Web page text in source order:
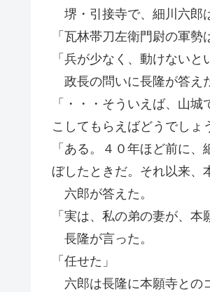
堺・引接寺で、細川六郎
「瓦林帯刀左衛門尉の軍勢
「兵が少なく、動けないと
政長の問いに長隆が答え
「・・・そういえば、山
こしてもらえばどうでしょ
「ある。４０年ほど前に
ぼしたときだ。それ以来、
六郎が答えた。
「実は、私の弟の妻が、
長隆が言った。
「任せた」
六郎は長隆に本願寺との